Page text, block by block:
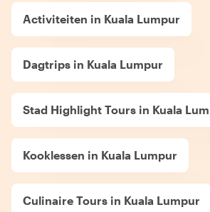
Activiteiten in Kuala Lumpur
Dagtrips in Kuala Lumpur
Stad Highlight Tours in Kuala
Kooklessen in Kuala Lumpur
Culinaire Tours in Kuala Lumpur